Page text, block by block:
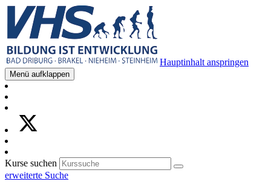
Hauptinhalt anspringen
Menü aufklappen
Kurse suchen
erweiterte Suche